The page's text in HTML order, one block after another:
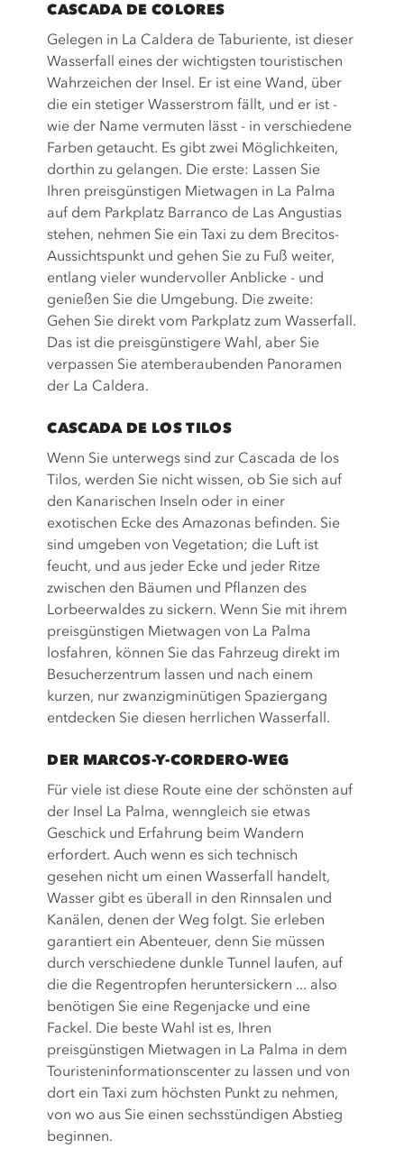
CASCADA DE COLORES
Gelegen in La Caldera de Taburiente, ist dieser
Wasserfall eines der wichtigsten touristischen
Wahrzeichen der Insel. Er ist eine Wand, über
die ein stetiger Wasserstrom fällt, und er ist -
wie der Name vermuten lässt - in verschiedene
Farben getaucht. Es gibt zwei Möglichkeiten,
dorthin zu gelangen. Die erste: Lassen Sie
Ihren preisgünstigen Mietwagen in La Palma
auf dem Parkplatz Barranco de Las Angustias
stehen, nehmen Sie ein Taxi zu dem Brecitos-
Aussichtspunkt und gehen Sie zu Fuß weiter,
entlang vieler wundervoller Anblicke - und
genießen Sie die Umgebung. Die zweite:
Gehen Sie direkt vom Parkplatz zum Wasserfall.
Das ist die preisgünstigere Wahl, aber Sie
verpassen Sie atemberaubenden Panoramen
der La Caldera.
CASCADA DE LOS TILOS
Wenn Sie unterwegs sind zur Cascada de los
Tilos, werden Sie nicht wissen, ob Sie sich auf
den Kanarischen Inseln oder in einer
exotischen Ecke des Amazonas befinden. Sie
sind umgeben von Vegetation; die Luft ist
feucht, und aus jeder Ecke und jeder Ritze
zwischen den Bäumen und Pflanzen des
Lorbeerwaldes zu sickern. Wenn Sie mit ihrem
preisgünstigen Mietwagen von La Palma
losfahren, können Sie das Fahrzeug direkt im
Besucherzentrum lassen und nach einem
kurzen, nur zwanzigminütigen Spaziergang
entdecken Sie diesen herrlichen Wasserfall.
DER MARCOS-Y-CORDERO-WEG
Für viele ist diese Route eine der schönsten auf
der Insel La Palma, wenngleich sie etwas
Geschick und Erfahrung beim Wandern
erfordert. Auch wenn es sich technisch
gesehen nicht um einen Wasserfall handelt,
Wasser gibt es überall in den Rinnsalen und
Kanälen, denen der Weg folgt. Sie erleben
garantiert ein Abenteuer, denn Sie müssen
durch verschiedene dunkle Tunnel laufen, auf
die die Regentropfen heruntersickern ... also
benötigen Sie eine Regenjacke und eine
Fackel. Die beste Wahl ist es, Ihren
preisgünstigen Mietwagen in La Palma in dem
Touristeninformationscenter zu lassen und von
dort ein Taxi zum höchsten Punkt zu nehmen,
von wo aus Sie einen sechsstündigen Abstieg
beginnen.